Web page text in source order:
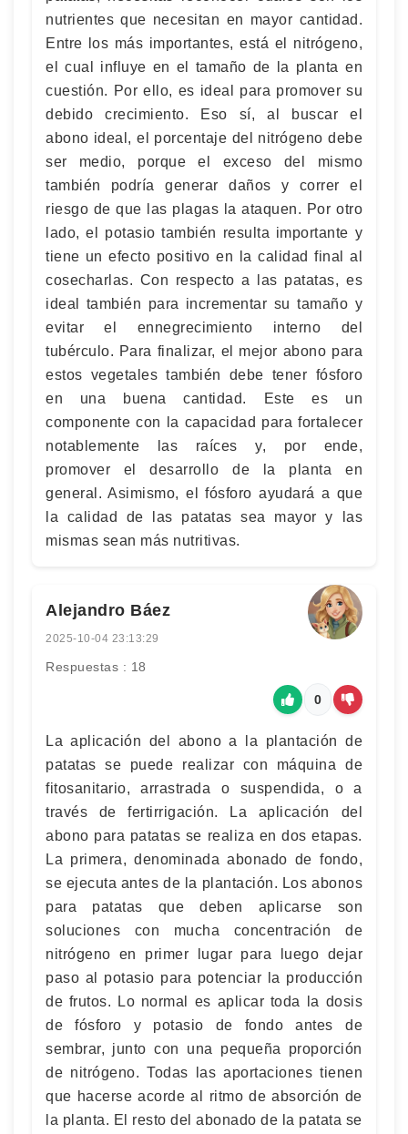
nutrientes que necesitan en mayor cantidad.
Entre los más importantes, está el nitrógeno,
el cual influye en el tamaño de la planta en
cuestión. Por ello, es ideal para promover su
debido crecimiento. Eso sí, al buscar el
abono ideal, el porcentaje del nitrógeno debe
ser medio, porque el exceso del mismo
también podría generar daños y correr el
riesgo de que las plagas la ataquen. Por otro
lado, el potasio también resulta importante y
tiene un efecto positivo en la calidad final al
cosecharlas. Con respecto a las patatas, es
ideal también para incrementar su tamaño y
evitar el ennegrecimiento interno del
tubérculo. Para finalizar, el mejor abono para
estos vegetales también debe tener fósforo
en una buena cantidad. Este es un
componente con la capacidad para fortalecer
notablemente las raíces y, por ende,
promover el desarrollo de la planta en
general. Asimismo, el fósforo ayudará a que
la calidad de las patatas sea mayor y las
mismas sean más nutritivas.
Alejandro Báez
2025-10-04 23:13:29
Respuestas : 18
0
La aplicación del abono a la plantación de
patatas se puede realizar con máquina de
fitosanitario, arrastrada o suspendida, o a
través de fertirrigación. La aplicación del
abono para patatas se realiza en dos etapas.
La primera, denominada abonado de fondo,
se ejecuta antes de la plantación. Los abonos
para patatas que deben aplicarse son
soluciones con mucha concentración de
nitrógeno en primer lugar para luego dejar
paso al potasio para potenciar la producción
de frutos. Lo normal es aplicar toda la dosis
de fósforo y potasio de fondo antes de
sembrar, junto con una pequeña proporción
de nitrógeno. Todas las aportaciones tienen
que hacerse acorde al ritmo de absorción de
la planta. El resto del abonado de la patata se